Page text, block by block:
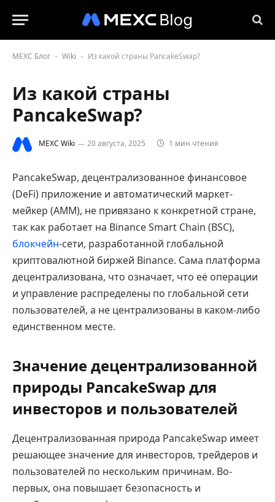
MEXC Блог - Wiki - Из какой страны PancakeSwap?
Из какой страны
PancakeSwap?
MEXC Wiki 20 августа, 2025 1 мин чтения
PancakeSwap, децентрализованное финансовое
(DeFi) приложение и автоматический маркет-
мейкер (AMM), не привязано к конкретной стране,
так как работает на Binance Smart Chain (BSC),
блокчейн-сети, разработанной глобальной
криптовалютной биржей Binance. Сама платформа
децентрализована, что означает, что её операции
и управление распределены по глобальной сети
пользователей, а не централизованы в каком-либо
единственном месте.
Значение децентрализованной
природы PancakeSwap для
инвесторов и пользователей
Децентрализованная природа PancakeSwap имеет
решающее значение для инвесторов, трейдеров и
пользователей по нескольким причинам. Во-
первых, она повышает безопасность и